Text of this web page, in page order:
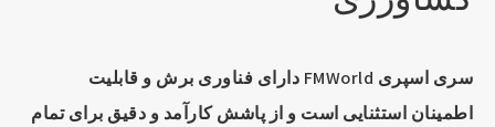
سری اسپری FMWorld دارای فناوری برش و قابلیت
اطمینان استثنایی است و از پاشش کارآمد و دقیق برای تمام